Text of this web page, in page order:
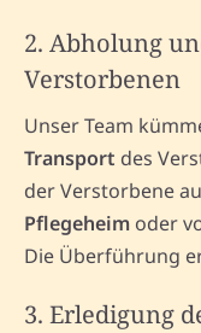
2. Abholung
Verstorbenen
Unser Team
Transport des
der Verstorbene
Pflegeheim oder
Die Überführung
3. Erledigung